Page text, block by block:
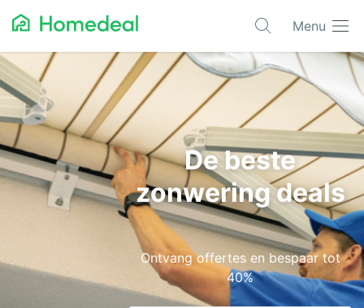
Menu
Populaire projecten
Aannemer
Airco
Alarmsystemen
Architect
Bestrating
De beste
zonwering deals
Ontvang offertes en bespaar tot
40%